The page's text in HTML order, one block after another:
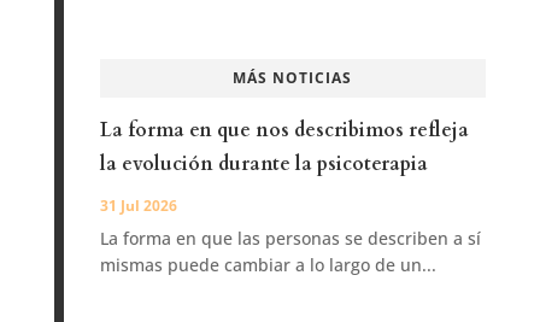
MÁS NOTICIAS
La forma en que nos describimos refleja
la evolución durante la psicoterapia
31 Jul 2026
La forma en que las personas se describen a sí
mismas puede cambiar a lo largo de un...